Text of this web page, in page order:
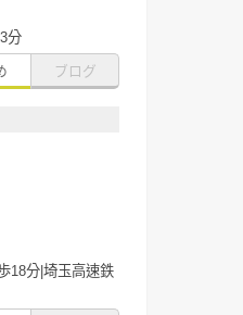
分
ブログ
18分|埼玉高速鉄